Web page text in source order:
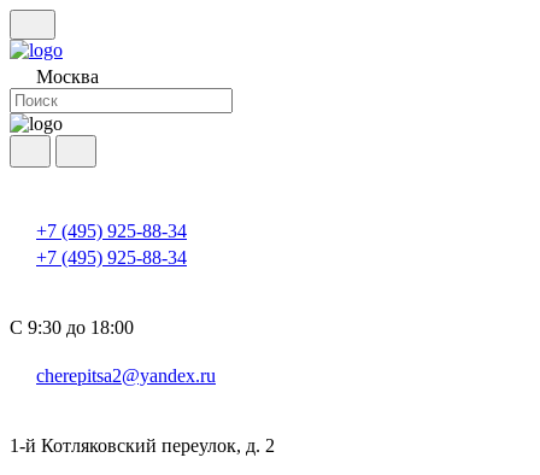
Москва
+7 (495) 925-88-34
+7 (495) 925-88-34
С 9:30 до 18:00
cherepitsa2@yandex.ru
1-й Котляковский переулок, д. 2